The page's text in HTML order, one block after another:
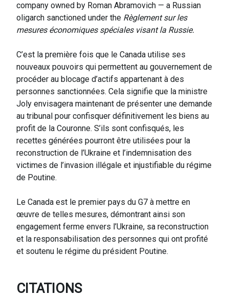
company owned by Roman Abramovich — a Russian
oligarch sanctioned under the Règlement sur les
mesures économiques spéciales visant la Russie.
C’est la première fois que le Canada utilise ses
nouveaux pouvoirs qui permettent au gouvernement de
procéder au blocage d’actifs appartenant à des
personnes sanctionnées. Cela signifie que la ministre
Joly envisagera maintenant de présenter une demande
au tribunal pour confisquer définitivement les biens au
profit de la Couronne. S’ils sont confisqués, les
recettes générées pourront être utilisées pour la
reconstruction de l’Ukraine et l’indemnisation des
victimes de l’invasion illégale et injustifiable du régime
de Poutine.
Le Canada est le premier pays du G7 à mettre en
œuvre de telles mesures, démontrant ainsi son
engagement ferme envers l’Ukraine, sa reconstruction
et la responsabilisation des personnes qui ont profité
et soutenu le régime du président Poutine.
CITATIONS